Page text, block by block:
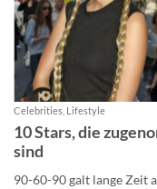
Celebrities, Lifestyle
10 Stars, die
sind
90-60-90 galt lange Zeit